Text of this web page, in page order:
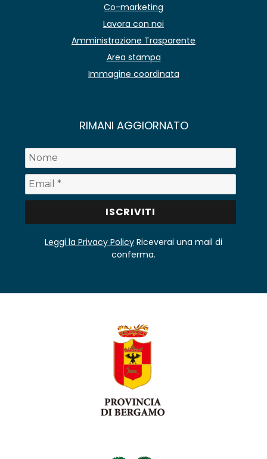
Co-marketing
Lavora con noi
Amministrazione Trasparente
Area stampa
Immagine coordinata
RIMANI AGGIORNATO
Leggi la Privacy Policy Riceverai una mail di
conferma.